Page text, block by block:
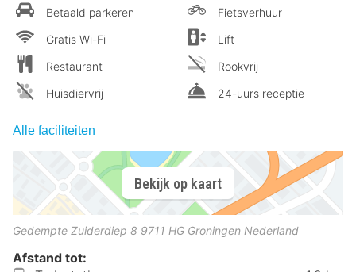
Betaald parkeren
Gratis Wi-Fi
Restaurant
Huisdiervrij
Fietsverhuur
Lift
Rookvrij
24-uurs receptie
Alle faciliteiten
Bekijk op kaart
Gedempte Zuiderdiep 8 9711 HG Groningen Nederland
Afstand tot: